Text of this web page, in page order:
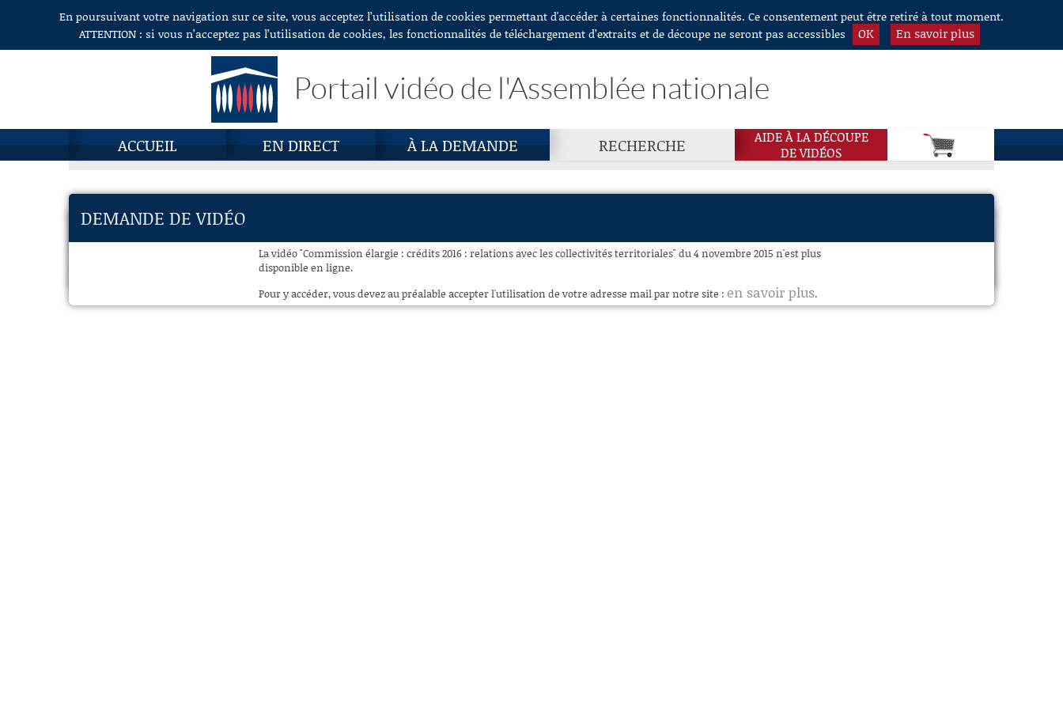
Aller au contenuEn poursuivant votre navigation sur ce site, vous acceptez l’utilisation de cookies permettant d'accéder à certaines fonctionnalités. Ce consentement peut être retiré à tout moment.
ATTENTION : si vous n’acceptez pas l’utilisation de cookies, les fonctionnalités de téléchargement d’extraits et de découpe ne seront pas accessibles
OK En savoir plus
Portail vidéo de l'Assemblée nationale
ACCUEIL EN DIRECT À LA DEMANDE RECHERCHE
AIDE À LA DÉCOUPE
DE VIDÉOS
DEMANDE DE VIDÉO
La vidéo "Commission élargie : crédits 2016 : relations avec les collectivités territoriales" du 4 novembre 2015 n'est plus
disponible en ligne.
Pour y accéder, vous devez au préalable accepter l'utilisation de votre adresse mail par notre site : en savoir plus.